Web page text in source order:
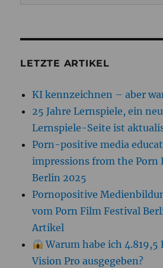
nach:
LETZTE ARTIKEL
KI kennzeichnen – aber
25 Jahre Lernspiele, ein
Lernspiele-Seite ist
Porn-positive media
impressions from the Porn
Berlin 2025
Pornopositive
vom Porn Film Festival
Artikel
Warum habe ich 4.819,5
Vision Pro ausgegeben?